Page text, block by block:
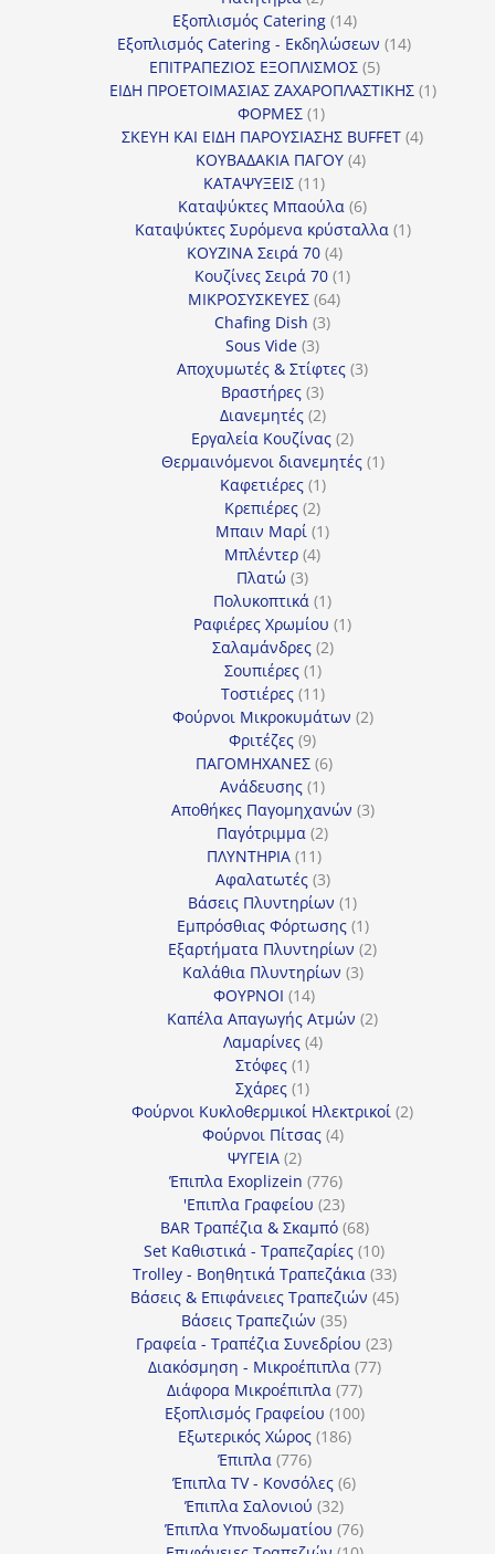
προϊόντα
Εξοπλισμός Catering 1414
προϊόντα
Εξοπλισμός Catering - Εκδηλώσεων 1414
ΕΠΙΤΡΑΠΕΖΙΟΣ ΕΞΟΠΛΙΣΜΟΣ 55
προϊόντα
ΕΙΔΗ ΠΡΟΕΤΟΙΜΑΣΙΑΣ ΖΑΧΑΡΟΠΛΑΣΤΙΚΗΣ 11
ΦΟΡΜΕΣ 11
προϊόν
ΣΚΕΥΗ ΚΑΙ ΕΙΔΗ ΠΑΡΟΥΣΙΑΣΗΣ BUFFET 44
ΚΟΥΒΑΔΑΚΙΑ ΠΑΓΟΥ 44
ΚΑΤΑΨΥΞΕΙΣ 1111
προϊόντα
Καταψύκτες Μπαούλα 66
προϊόντα
Καταψύκτες Συρόμενα κρύσταλλα 11
ΚΟΥΖΙΝΑ Σειρά 70 44
προϊόντα
Κουζίνες Σειρά 70 11
ΜΙΚΡΟΣΥΣΚΕΥΕΣ 6464
Chafing Dish 33
Sous Vide 33
προϊόντα
Αποχυμωτές & Στίφτες 33
Βραστήρες 33
προϊόντα
Διανεμητές 22
προϊόντα
Εργαλεία Κουζίνας 22
προϊόντα
Θερμαινόμενοι διανεμητές 11
Καφετιέρες 11
προϊόν
Κρεπιέρες 22
προϊόντα
Μπαιν Μαρί 11
Μπλέντερ 44
Πλατώ 33
προϊόντα
Πολυκοπτικά 11
προϊόν
Ραφιέρες Χρωμίου 11
Σαλαμάνδρες 22
Σουπιέρες 11
προϊόν
Τοστιέρες 1111
προϊόντα
Φούρνοι Μικροκυμάτων 22
Φριτέζες 99
προϊόντα
ΠΑΓΟΜΗΧΑΝΕΣ 66
Ανάδευσης 11
προϊόν
Αποθήκες Παγομηχανών 33
Παγότριμμα 22
ΠΛΥΝΤΗΡΙΑ 1111
προϊόντα
Αφαλατωτές 33
προϊόντα
Βάσεις Πλυντηρίων 11
προϊόν
Εμπρόσθιας Φόρτωσης 11
προϊόν
Εξαρτήματα Πλυντηρίων 22
Καλάθια Πλυντηρίων 33
ΦΟΥΡΝΟΙ 1414
προϊόντα
Καπέλα Απαγωγής Ατμών 22
Λαμαρίνες 44
Στόφες 11
προϊόν
Σχάρες 11
προϊόν
Φούρνοι Κυκλοθερμικοί Ηλεκτρικοί 22
Φούρνοι Πίτσας 44
ΨΥΓΕΙΑ 22
προϊόντα
Έπιπλα Exoplizein 776776
προϊόντα
'Επιπλα Γραφείου 2323
προϊόντα
BAR Τραπέζια & Σκαμπό 6868
προϊόντα
Set Καθιστικά - Τραπεζαρίες 1010
προϊόντα
Trolley - Βοηθητικά Τραπεζάκια 3333
προϊόντα
Βάσεις & Επιφάνειες Τραπεζιών 4545
Βάσεις Τραπεζιών 3535
προϊόντα
Γραφεία - Τραπέζια Συνεδρίου 2323
Διακόσμηση - Μικροέπιπλα 7777
Διάφορα Μικροέπιπλα 7777
προϊόντα
Εξοπλισμός Γραφείου 100100
Εξωτερικός Χώρος 186186
Έπιπλα 776776
προϊόντα
Έπιπλα TV - Κονσόλες 66
Έπιπλα Σαλονιού 3232
προϊόντα
Έπιπλα Υπνοδωματίου 7676